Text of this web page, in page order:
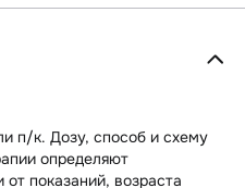
п/к. Дозу, способ и схему
определяют
показаний, возраста